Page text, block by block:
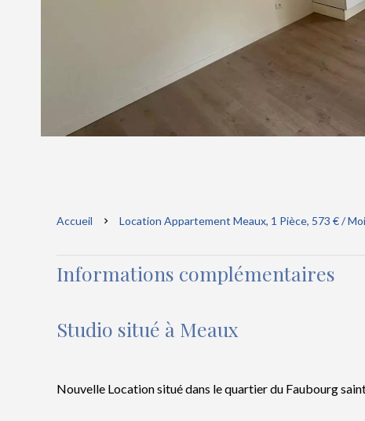
Accueil Location Appartement Meaux, 1 Pièce, 573 € /
Informations complémentaires
Studio situé à Meaux
Nouvelle Location situé dans le quartier du Faubourg